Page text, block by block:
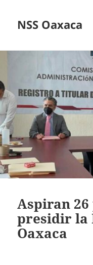
NSS Oaxaca
Aspiran 26
presidir la
Oaxaca